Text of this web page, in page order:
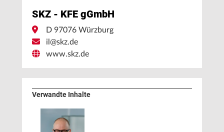
SKZ - KFE gGmbH
D 97076 Würzburg
il@skz.de
www.skz.de
Verwandte Inhalte